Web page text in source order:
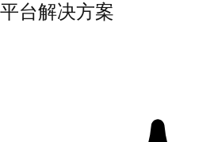
平台解决方案